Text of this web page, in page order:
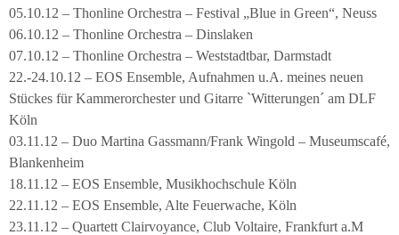
05.10.12 – Thonline Orchestra – Festival „Blue in Green“, Neuss
06.10.12 – Thonline Orchestra – Dinslaken
07.10.12 – Thonline Orchestra – Weststadtbar, Darmstadt
22.-24.10.12 – EOS Ensemble, Aufnahmen u.A. meines neuen
Stückes für Kammerorchester und Gitarre `Witterungen´ am DLF
Köln
03.11.12 – Duo Martina Gassmann/Frank Wingold – Museumscafé,
Blankenheim
18.11.12 – EOS Ensemble, Musikhochschule Köln
22.11.12 – EOS Ensemble, Alte Feuerwache, Köln
23.11.12 – Quartett Clairvoyance, Club Voltaire, Frankfurt a.M